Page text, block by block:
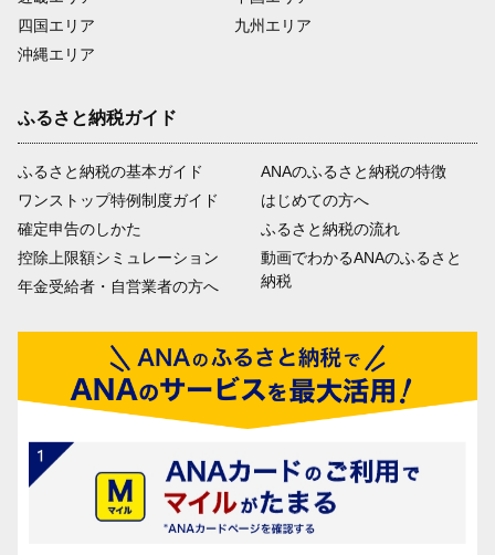
四国エリア
沖縄エリア
九州エリア
ふるさと納税ガイド
ふるさと納税の基本ガイド
ワンストップ特例制度ガイド
確定申告のしかた
控除上限額シミュレーション
年金受給者・自営業者の方へ
ANAのふるさと納税の特徴
はじめての方へ
ふるさと納税の流れ
動画でわかるANAのふるさと
納税